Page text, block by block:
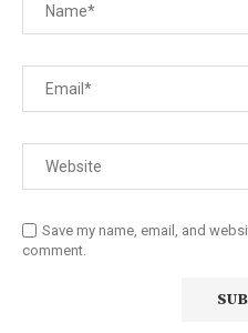
Save my name, email, and
comment.